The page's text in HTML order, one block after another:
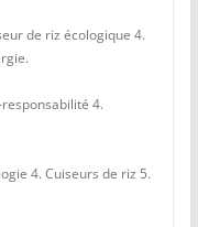
de riz écologique 4.
4.
4. Cuiseurs de riz 5.